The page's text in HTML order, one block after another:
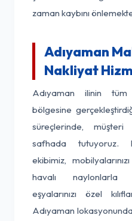
zaman kaybını
Adıyaman
Nakliyat
Adıyaman ilinin tüm
bölgesine
süreçlerinde,
safhada tutuyoruz.
ekibimiz,
havalı naylonlarla
eşyalarınızı özel
Adıyaman